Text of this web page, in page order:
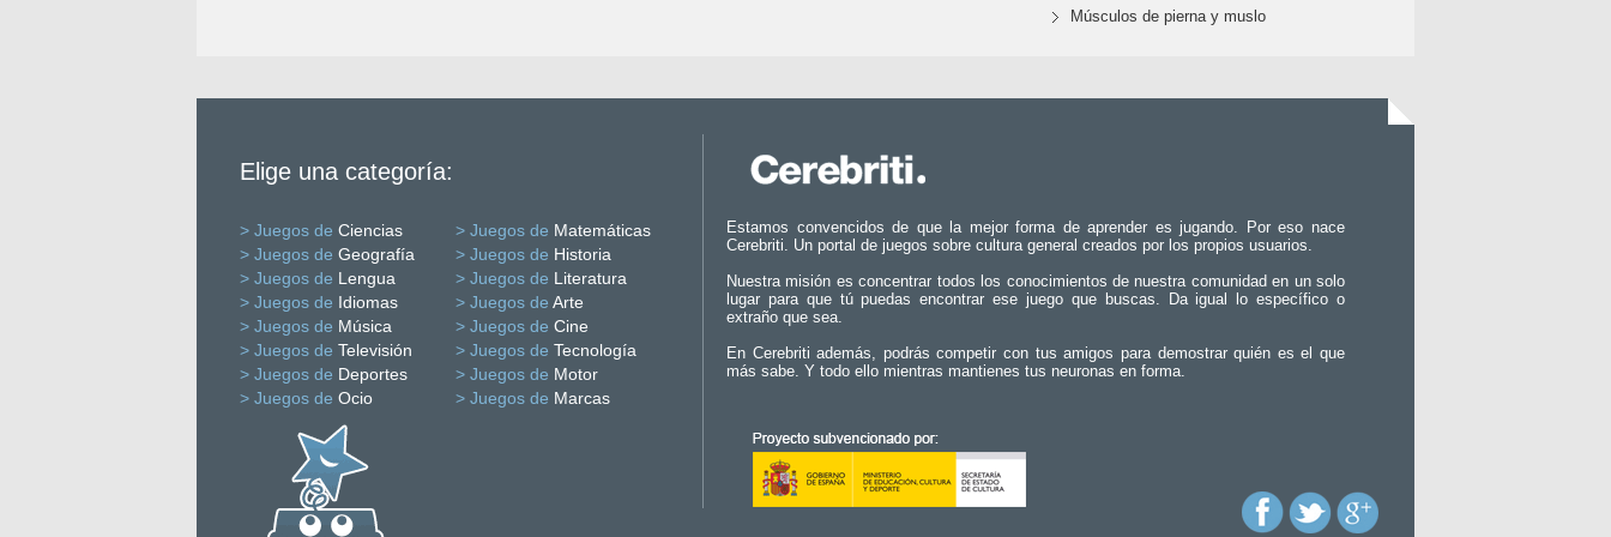
Músculos de pierna y muslo
Elige una categoría:
> Juegos de Ciencias > Juegos de Matemáticas
> Juegos de Geografía > Juegos de Historia
> Juegos de Lengua > Juegos de Literatura
> Juegos de Idiomas > Juegos de Arte
> Juegos de Música > Juegos de Cine
> Juegos de Televisión > Juegos de Tecnología
> Juegos de Deportes > Juegos de Motor
> Juegos de Ocio > Juegos de Marcas
Estamos convencidos de que la mejor forma de aprender es jugando. Por eso nace
Cerebriti. Un portal de juegos sobre cultura general creados por los propios usuarios.
Nuestra misión es concentrar todos los conocimientos de nuestra comunidad en un solo
lugar para que tú puedas encontrar ese juego que buscas. Da igual lo específico o
extraño que sea.
En Cerebriti además, podrás competir con tus amigos para demostrar quién es el que
más sabe. Y todo ello mientras mantienes tus neuronas en forma.